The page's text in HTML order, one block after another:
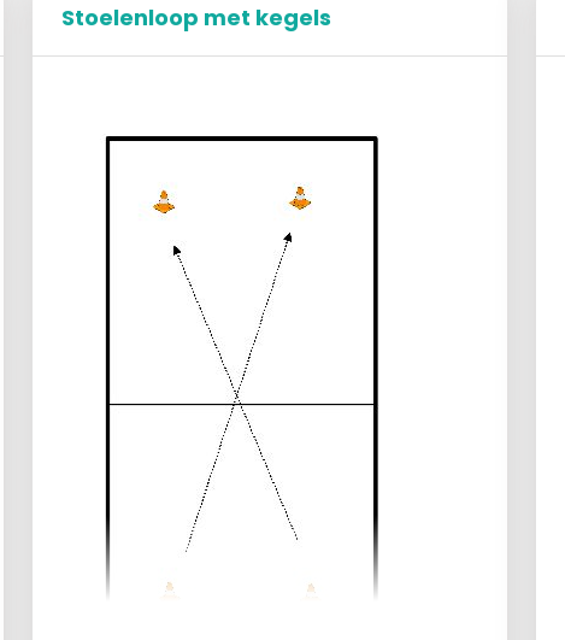
obstakels.
Stoelenloop met kegels